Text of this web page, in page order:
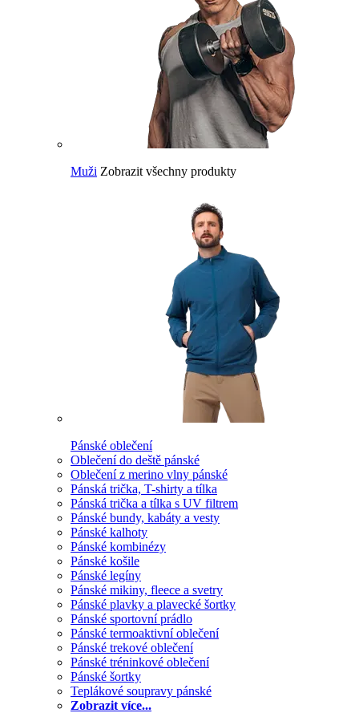
Muži Zobrazit všechny produkty
Pánské oblečení
Oblečení do deště pánské
Oblečení z merino vlny pánské
Pánská trička, T-shirty a tílka
Pánská trička a tílka s UV filtrem
Pánské bundy, kabáty a vesty
Pánské kalhoty
Pánské kombinézy
Pánské košile
Pánské legíny
Pánské mikiny, fleece a svetry
Pánské plavky a plavecké šortky
Pánské sportovní prádlo
Pánské termoaktivní oblečení
Pánské trekové oblečení
Pánské tréninkové oblečení
Pánské šortky
Teplákové soupravy pánské
Zobrazit více...